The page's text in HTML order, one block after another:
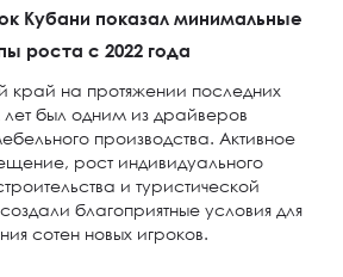
Кубани показал минимальные
роста с 2022 года
край на протяжении последних
лет был одним из драйверов
производства. Активное
рост индивидуального
и туристической
благоприятные условия для
сотен новых игроков.